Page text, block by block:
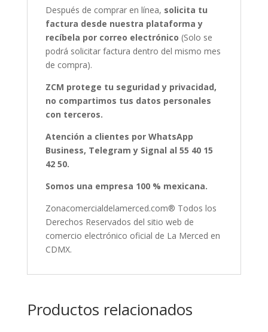
Después de comprar en línea, solicita tu
factura desde nuestra plataforma y
recíbela por correo electrónico (Solo se
podrá solicitar factura dentro del mismo mes
de compra).
ZCM protege tu seguridad y privacidad,
no compartimos tus datos personales
con terceros.
Atención a clientes por WhatsApp
Business, Telegram y Signal al 55 40 15
42 50.
Somos una empresa 100 % mexicana.
Zonacomercialdelamerced.com® Todos los
Derechos Reservados del sitio web de
comercio electrónico oficial de La Merced en
CDMX.
Productos relacionados